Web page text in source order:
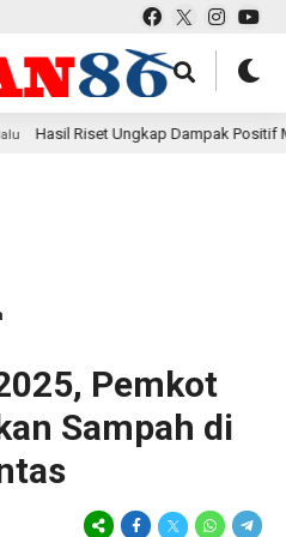
Ungkap Dampak Positif MBG bagi
Pemkot
Sampah di